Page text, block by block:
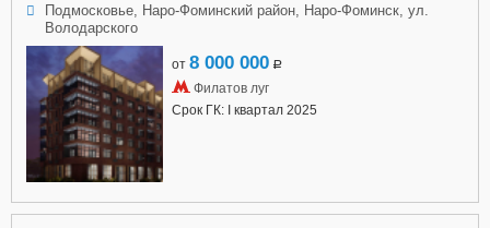
Подмосковье, Наро-Фоминский район, Наро-Фоминск, ул.
Володарского
от 8 000 000 a
Филатов луг
Срок ГК: I квартал 2025